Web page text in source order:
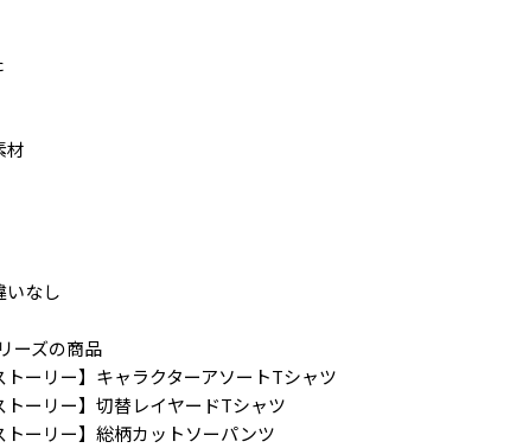
材
いなし
ーズの商品
ーリー】キャラクターアソートTシャツ
ーリー】切替レイヤードTシャツ
ーリー】総柄カットソーパンツ